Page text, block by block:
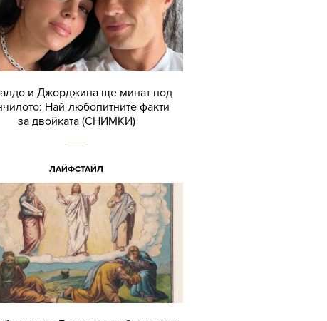
и Джорджина ще минат под
Най-любопитните факти
за двойката (СНИМКИ)
ЛАЙФСТАЙЛ